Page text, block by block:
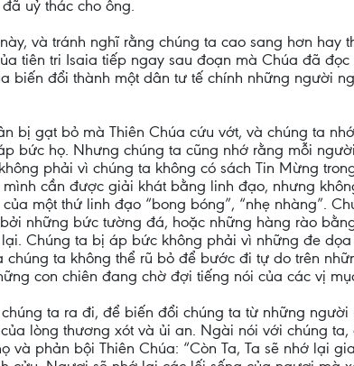
uỷ thác cho ông.
và tránh nghĩ rằng chúng ta cao sang hơn
tiên tri Isaia tiếp ngay sau đoạn mà Chúa đã
biến đổi thành một dân tư tế chính những người
bị gạt bỏ mà Thiên Chúa cứu vớt, và chúng ta
bức họ. Nhưng chúng ta cũng nhớ rằng mỗi
phải vì chúng ta không có sách Tin Mừng
cần được giải khát bằng linh đạo, nhưng
một thứ linh đạo “bong bóng”, “nhẹ nhàng”.
những bức tường đá, hoặc những hàng rào
Chúng ta bị áp bức không phải vì những đe
ta không thể rũ bỏ để bước đi tự do trên
con chiên đang chờ đợi tiếng nói của các vị
ta ra đi, để biến đổi chúng ta từ những
lòng thương xót và ủi an. Ngài nói với chúng
phản bội Thiên Chúa: “Còn Ta, Ta sẽ nhớ lại